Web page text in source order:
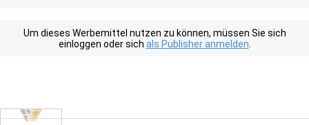
Um dieses Werbemittel nutzen zu können, müssen Sie sich
einloggen oder sich als Publisher anmelden